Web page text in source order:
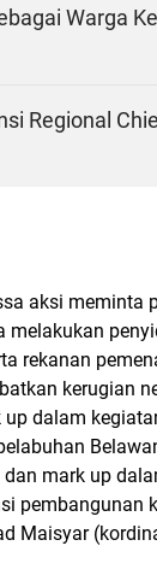
Warga
Regional
aksi meminta
melakukan
rekanan
kerugian
dalam
mark up
pembangunan
Maisyar